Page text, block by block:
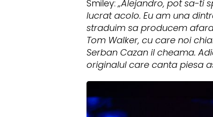
Smiley: „Alejandro, pot sa-ti
lucrat acolo. Eu am una
straduim sa producem
Tom Walker, cu care noi
Serban Cazan il cheama.
originalul care canta piesa